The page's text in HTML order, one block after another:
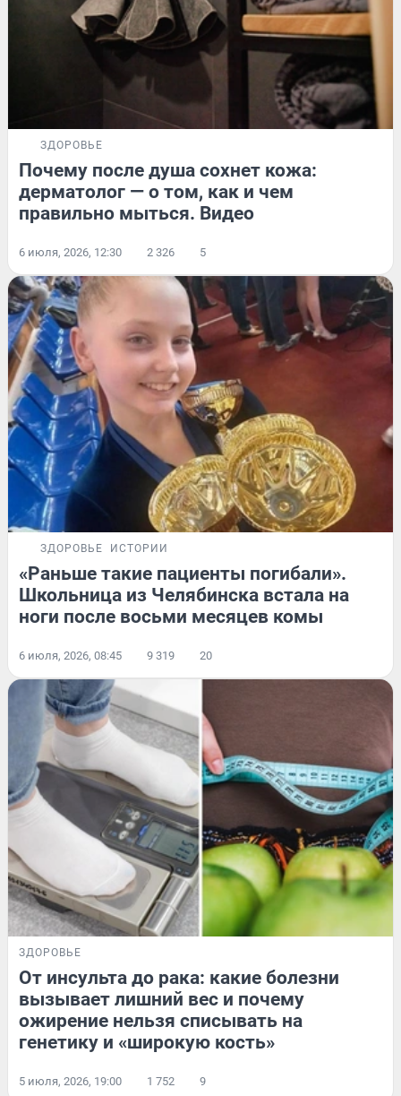
ЗДОРОВЬЕ
Почему после душа сохнет кожа:
дерматолог — о том, как и чем
правильно мыться. Видео
6 июля, 2026, 12:30 2 326 5
ЗДОРОВЬЕ ИСТОРИИ
«Раньше такие пациенты погибали».
Школьница из Челябинска встала на
ноги после восьми месяцев комы
6 июля, 2026, 08:45 9 319 20
ЗДОРОВЬЕ
От инсульта до рака: какие болезни
вызывает лишний вес и почему
ожирение нельзя списывать на
генетику и «широкую кость»
5 июля, 2026, 19:00 1 752 9